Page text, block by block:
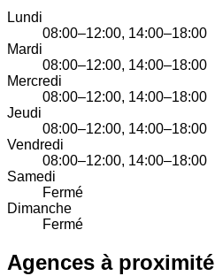
Lundi
08:00–12:00, 14:00–18:00
Mardi
08:00–12:00, 14:00–18:00
Mercredi
08:00–12:00, 14:00–18:00
Jeudi
08:00–12:00, 14:00–18:00
Vendredi
08:00–12:00, 14:00–18:00
Samedi
Fermé
Dimanche
Fermé
Agences à proximité